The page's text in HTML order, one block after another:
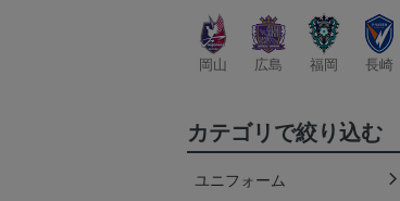
岡山 広島 福岡 長崎
カテゴリで絞り込む
ユニフォーム